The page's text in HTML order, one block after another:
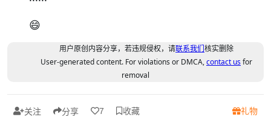
😄
用户原创内容分享，若违规侵权，请联系我们核实删除
User-generated content. For violations or DMCA,contact usfor
removal
关注 分享 7 收藏 礼物